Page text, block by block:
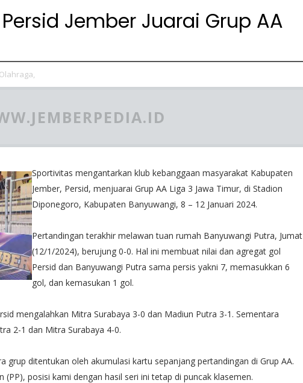
Jember Juarai Grup AA
Olahraga,
Sportivitas mengantarkan klub kebanggaan masyarakat Kabupaten
Jember, Persid, menjuarai Grup AA Liga 3 Jawa Timur, di Stadion
Diponegoro, Kabupaten Banyuwangi, 8 – 12 Januari 2024.
Pertandingan terakhir melawan tuan rumah Banyuwangi Putra, Jumat
(12/1/2024), berujung 0-0. Hal ini membuat nilai dan agregat gol
Persid dan Banyuwangi Putra sama persis yakni 7, memasukkan 6
gol, dan kemasukan 1 gol.
mengalahkan Mitra Surabaya 3-0 dan Madiun Putra 3-1. Sementara
2-1 dan Mitra Surabaya 4-0.
grup ditentukan oleh akumulasi kartu sepanjang pertandingan di Grup AA.
(PP), posisi kami dengan hasil seri ini tetap di puncak klasemen.